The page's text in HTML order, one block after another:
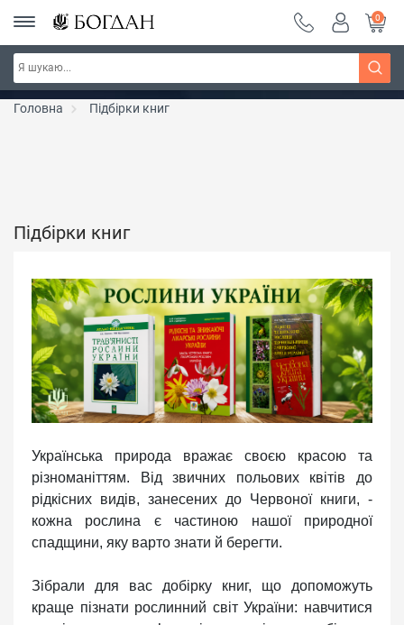
РОЗПРОДАЖ ~ 150 грн ~ 200 грн ~ 250 грн ~
300 грн ~ РОЗПРОДАЖ
Дізнатись більше
0
Головна Підбірки книг
Підбірки книг
Українська природа вражає своєю красою та
різноманіттям. Від звичних польових квітів до
рідкісних видів, занесених до Червоної книги, -
кожна рослина є частиною нашої природної
спадщини, яку варто знати й берегти.
Зібрали для вас добірку книг, що допоможуть
краще пізнати рослинний світ України: навчитися